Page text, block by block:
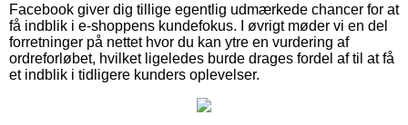
Facebook giver dig tillige egentlig udmærkede chancer for at
få indblik i e-shoppens kundefokus. I øvrigt møder vi en del
forretninger på nettet hvor du kan ytre en vurdering af
ordreforløbet, hvilket ligeledes burde drages fordel af til at få
et indblik i tidligere kunders oplevelser.